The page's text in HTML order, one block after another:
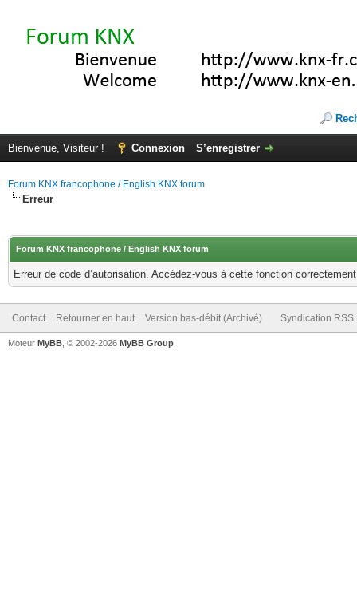
Bienvenue, Visiteur ! Connexion S’enregistrer
Forum KNX francophone / English KNX forum
Erreur
Forum KNX francophone / English KNX forum
Erreur de code d’autorisation. Accédez-vous à cette fonction
Contact Retourner en haut Version bas-débit (Archivé) Syndication RSS
Moteur MyBB , © 2002-2026 MyBB Group